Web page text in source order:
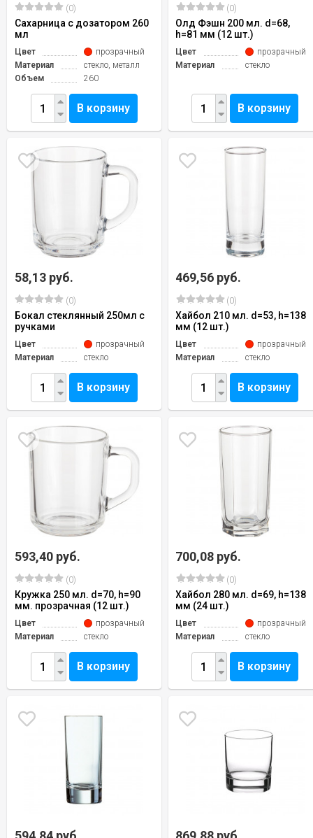
(0)
Сахарница с дозатором 260
мл
Цвет
прозрачный
Материал
стекло, металл
Объем
260
В корзину
(0)
Олд Фэшн 200 мл. d=68,
h=81 мм (12 шт.)
Цвет
прозрачный
Материал
стекло
В корзину
58,13 руб.
(0)
Бокал стеклянный 250мл с
ручками
Цвет
прозрачный
Материал
стекло
В корзину
469,56 руб.
(0)
Хайбол 210 мл. d=53, h=138
мм (12 шт.)
Цвет
прозрачный
Материал
стекло
В корзину
593,40 руб.
(0)
Кружка 250 мл. d=70, h=90
мм. прозрачная (12 шт.)
Цвет
прозрачный
Материал
стекло
В корзину
700,08 руб.
(0)
Хайбол 280 мл. d=69, h=138
мм (24 шт.)
Цвет
прозрачный
Материал
стекло
В корзину